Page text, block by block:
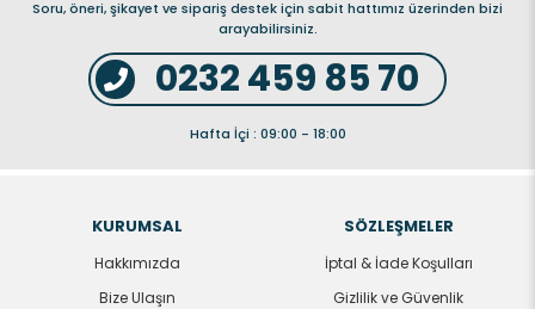
Soru, öneri, şikayet ve sipariş destek için sabit hattımız üzerinden bizi
arayabilirsiniz.
0232 459 85 70
Hafta İçi : 09:00 - 18:00
KURUMSAL
Hakkımızda
Bize Ulaşın
SÖZLEŞMELER
İptal & İade Koşulları
Gizlilik ve Güvenlik